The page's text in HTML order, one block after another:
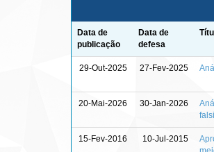
Data de
publicação
Data de
defesa
29-Out-2025 27-Fev-2025
20-Mai-2026 30-Jan-2026
15-Fev-2016 10-Jul-2015